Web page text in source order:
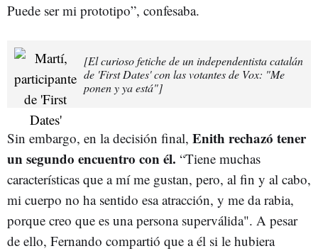
Puede ser mi prototipo”, confesaba.
[El curioso fetiche de un independentista catalán
de 'First Dates' con las votantes de Vox: "Me
ponen y ya está"]
Sin embargo, en la decisión final, Enith rechazó tener
un segundo encuentro con él. “Tiene muchas
características que a mí me gustan, pero, al fin y al cabo,
mi cuerpo no ha sentido esa atracción, y me da rabia,
porque creo que es una persona superválida". A pesar
de ello, Fernando compartió que a él si le hubiera